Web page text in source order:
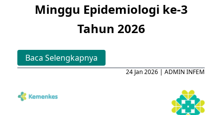
Minggu Epidemiologi ke-3
Tahun 2026
Baca Selengkapnya
24 Jan 2026 | ADMIN INFEM